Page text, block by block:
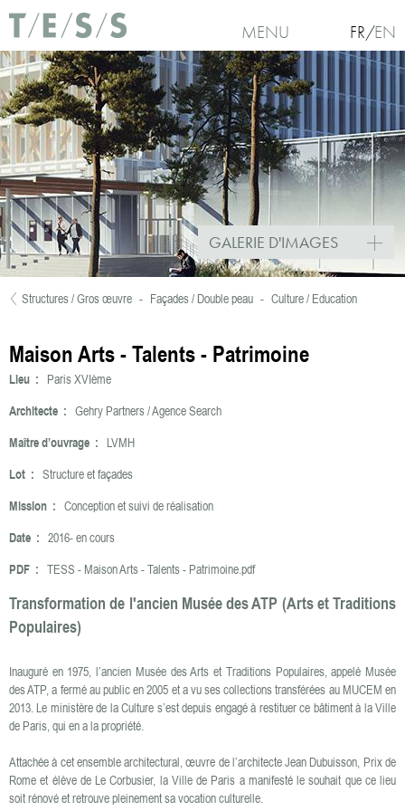
Aller au contenu principal
MENU FR EN
GALERIE D'IMAGES
Structures / Gros œuvre - Façades / Double peau - Culture / Education
Maison Arts - Talents - Patrimoine
Lieu : Paris XVIème
Architecte : Gehry Partners / Agence Search
Maître d’ouvrage : LVMH
Lot : Structure et façades
Mission : Conception et suivi de réalisation
Date : 2016- en cours
PDF : TESS - Maison Arts - Talents - Patrimoine.pdf
Transformation de l'ancien Musée des ATP (Arts et Traditions
Populaires)
Inauguré en 1975, l’ancien Musée des Arts et Traditions Populaires, appelé Musée
des ATP, a fermé au public en 2005 et a vu ses collections transférées au MUCEM en
2013. Le ministère de la Culture s’est depuis engagé à restituer ce bâtiment à la Ville
de Paris, qui en a la propriété.
Attachée à cet ensemble architectural, œuvre de l’architecte Jean Dubuisson, Prix de
Rome et élève de Le Corbusier, la Ville de Paris a manifesté le souhait que ce lieu
soit rénové et retrouve pleinement sa vocation culturelle.